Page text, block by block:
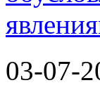
03-07-